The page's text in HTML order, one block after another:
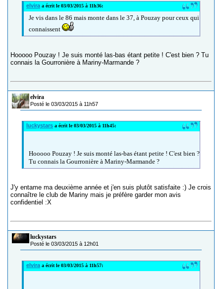
elvira a écrit le 03/03/2015 à 11h36:
Je vis dans le 86 mais monte dans le 37, à Pouzay pour ceux qui
connaissent
Hooooo Pouzay ! Je suis monté las-bas étant petite ! C'est bien ? Tu
connais la Gourronière à Mariny-Marmande ?
elvira
Posté le 03/03/2015 à 11h57
luckystars a écrit le 03/03/2015 à 11h45:
Hooooo Pouzay ! Je suis monté las-bas étant petite ! C'est bien ?
Tu connais la Gourronière à Mariny-Marmande ?
J'y entame ma deuxième année et j'en suis plutôt satisfaite :) Je crois
connaître le club de Mariny mais je préfère garder mon avis
confidentiel :X
luckystars
Posté le 03/03/2015 à 12h01
elvira a écrit le 03/03/2015 à 11h57: